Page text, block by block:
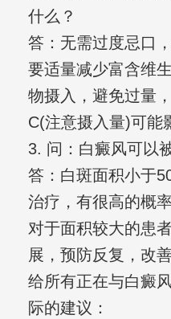
什么？
答：无需过度忌口
要适量减少富含维
物摄入，避免过量
C(注意摄入量)可能
3. 问：白癜风可以
答：白斑面积小于
治疗，有很高的概
对于面积较大的患
展，预防反复，改善
给所有正在与白癜
际的建议：